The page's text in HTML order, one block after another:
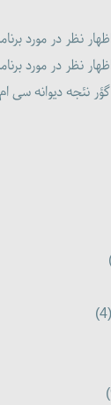
نظر در مورد برنامه
نظر در مورد برنامه
نئجه دیوانه سی ام